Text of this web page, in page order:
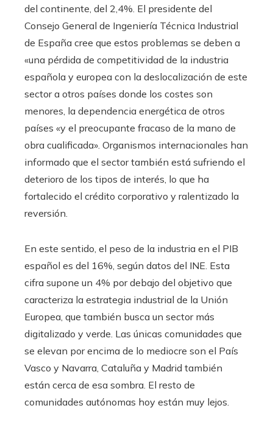
del continente, del 2,4%. El presidente del
Consejo General de Ingeniería Técnica Industrial
de España cree que estos problemas se deben a
«una pérdida de competitividad de la industria
española y europea con la deslocalización de este
sector a otros países donde los costes son
menores, la dependencia energética de otros
países «y el preocupante fracaso de la mano de
obra cualificada». Organismos internacionales han
informado que el sector también está sufriendo el
deterioro de los tipos de interés, lo que ha
fortalecido el crédito corporativo y ralentizado la
reversión.
En este sentido, el peso de la industria en el PIB
español es del 16%, según datos del INE. Esta
cifra supone un 4% por debajo del objetivo que
caracteriza la estrategia industrial de la Unión
Europea, que también busca un sector más
digitalizado y verde. Las únicas comunidades que
se elevan por encima de lo mediocre son el País
Vasco y Navarra, Cataluña y Madrid también
están cerca de esa sombra. El resto de
comunidades autónomas hoy están muy lejos.